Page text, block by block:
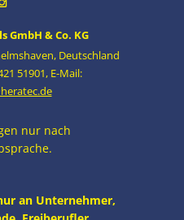
GmbH & Co. KG
, Deutschland
51901, E-Mail:
nur nach
an Unternehmer,